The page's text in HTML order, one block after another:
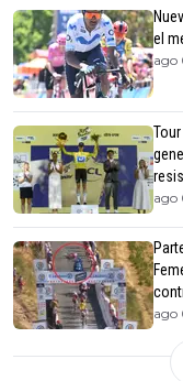
el
ago
ago
ago